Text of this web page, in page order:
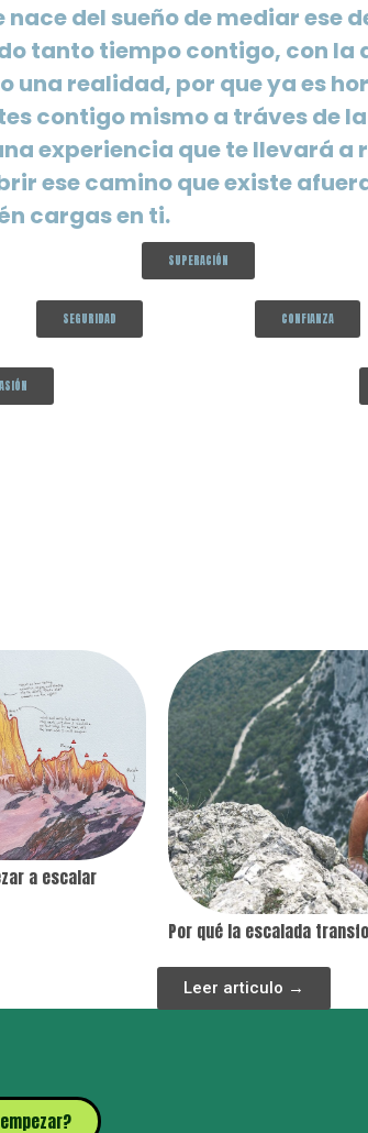
SEGURIDAD
nace del sueño de mediar ese
tanto tiempo contigo, con la
una realidad, por que ya es
contigo mismo a tráves de
experiencia que te llevará a
ese camino que existe
cargas en ti.
CONFIANZA
SUPERACIÓN
a escalar
Por qué la escalada
Leer articulo →